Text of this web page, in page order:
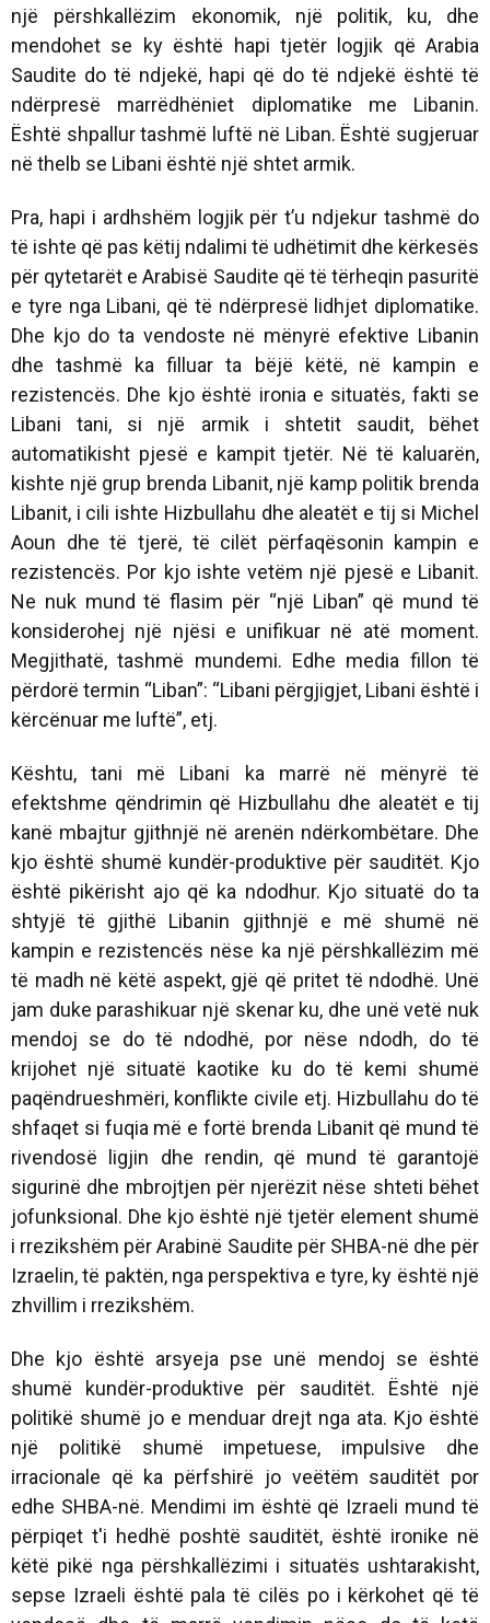
një përshkallëzim ekonomik, një politik, ku, dhe
mendohet se ky është hapi tjetër logjik që Arabia
Saudite do të ndjekë, hapi që do të ndjekë është të
ndërpresë marrëdhëniet diplomatike me Libanin.
Është shpallur tashmë luftë në Liban. Është sugjeruar
në thelb se Libani është një shtet armik.
Pra, hapi i ardhshëm logjik për t’u ndjekur tashmë do
të ishte që pas këtij ndalimi të udhëtimit dhe kërkesës
për qytetarët e Arabisë Saudite që të tërheqin pasuritë
e tyre nga Libani, që të ndërpresë lidhjet diplomatike.
Dhe kjo do ta vendoste në mënyrë efektive Libanin
dhe tashmë ka filluar ta bëjë këtë, në kampin e
rezistencës. Dhe kjo është ironia e situatës, fakti se
Libani tani, si një armik i shtetit saudit, bëhet
automatikisht pjesë e kampit tjetër. Në të kaluarën,
kishte një grup brenda Libanit, një kamp politik brenda
Libanit, i cili ishte Hizbullahu dhe aleatët e tij si Michel
Aoun dhe të tjerë, të cilët përfaqësonin kampin e
rezistencës. Por kjo ishte vetëm një pjesë e Libanit.
Ne nuk mund të flasim për “një Liban” që mund të
konsiderohej një njësi e unifikuar në atë moment.
Megjithatë, tashmë mundemi. Edhe media fillon të
përdorë termin “Liban”: “Libani përgjigjet, Libani është i
kërcënuar me luftë”, etj.
Kështu, tani më Libani ka marrë në mënyrë të
efektshme qëndrimin që Hizbullahu dhe aleatët e tij
kanë mbajtur gjithnjë në arenën ndërkombëtare. Dhe
kjo është shumë kundër-produktive për sauditët. Kjo
është pikërisht ajo që ka ndodhur. Kjo situatë do ta
shtyjë të gjithë Libanin gjithnjë e më shumë në
kampin e rezistencës nëse ka një përshkallëzim më
të madh në këtë aspekt, gjë që pritet të ndodhë. Unë
jam duke parashikuar një skenar ku, dhe unë vetë nuk
mendoj se do të ndodhë, por nëse ndodh, do të
krijohet një situatë kaotike ku do të kemi shumë
paqëndrueshmëri, konflikte civile etj. Hizbullahu do të
shfaqet si fuqia më e fortë brenda Libanit që mund të
rivendosë ligjin dhe rendin, që mund të garantojë
sigurinë dhe mbrojtjen për njerëzit nëse shteti bëhet
jofunksional. Dhe kjo është një tjetër element shumë
i rrezikshëm për Arabinë Saudite për SHBA-në dhe për
Izraelin, të paktën, nga perspektiva e tyre, ky është një
zhvillim i rrezikshëm.
Dhe kjo është arsyeja pse unë mendoj se është
shumë kundër-produktive për sauditët. Është një
politikë shumë jo e menduar drejt nga ata. Kjo është
një politikë shumë impetuese, impulsive dhe
irracionale që ka përfshirë jo veëtëm sauditët por
edhe SHBA-në. Mendimi im është që Izraeli mund të
përpiqet t'i hedhë poshtë sauditët, është ironike në
këtë pikë nga përshkallëzimi i situatës ushtarakisht,
sepse Izraeli është pala të cilës po i kërkohet që të